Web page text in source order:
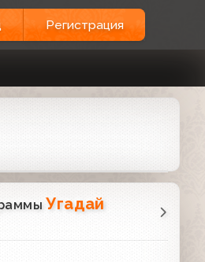
Регистрация
Угадай